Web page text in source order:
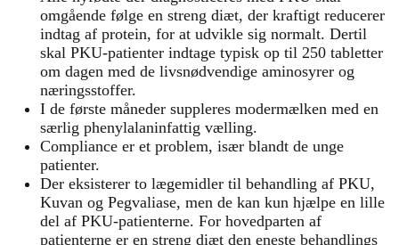
omgående følge en streng diæt, der kraftigt reducerer
indtag af protein, for at udvikle sig normalt. Dertil
skal PKU-patienter indtage typisk op til 250 tabletter
om dagen med de livsnødvendige aminosyrer og
næringsstoffer.
I de første måneder suppleres modermælken med en
særlig phenylalaninfattig vælling.
Compliance er et problem, især blandt de unge
patienter.
Der eksisterer to lægemidler til behandling af PKU,
Kuvan og Pegvaliase, men de kan kun hjælpe en lille
del af PKU-patienterne. For hovedparten af
patienterne er en streng diæt den eneste behandlings